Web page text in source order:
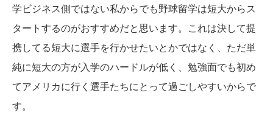
学ビジネス側ではない私からでも野球留学は短大からス
タートするのがおすすめだと思います。これは決して提
携してる短大に選手を行かせたいとかではなく、ただ単
純に短大の方が入学のハードルが低く、勉強面でも初め
てアメリカに行く選手たちにとって過ごしやすいからで
す。